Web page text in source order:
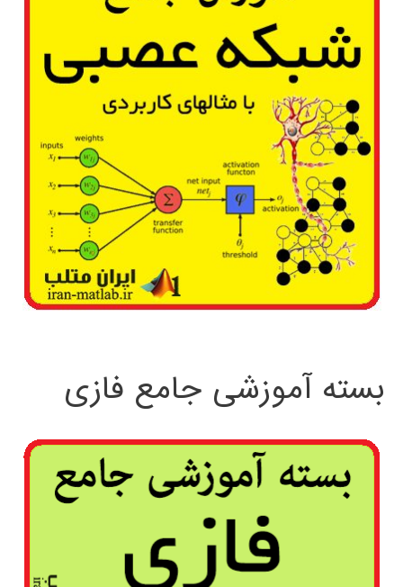
بسته آموزشی جامع فازی